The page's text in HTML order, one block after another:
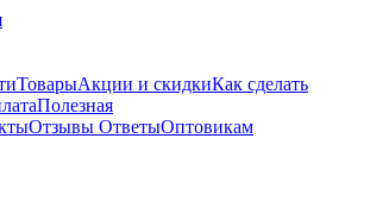
ТоварыАкции и скидкиКак сделать
Полезная
Отзывы ОтветыОптовикам